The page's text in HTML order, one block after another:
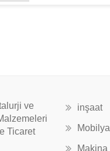
ve
Ticaret
inşaat
Mobilya
Makina